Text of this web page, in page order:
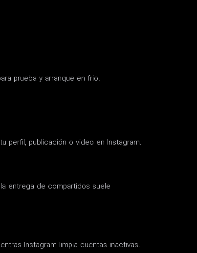
prueba y arranque en frio.
perfil, publicación o video en Instagram.
entrega de compartidos suele
Instagram limpia cuentas inactivas.